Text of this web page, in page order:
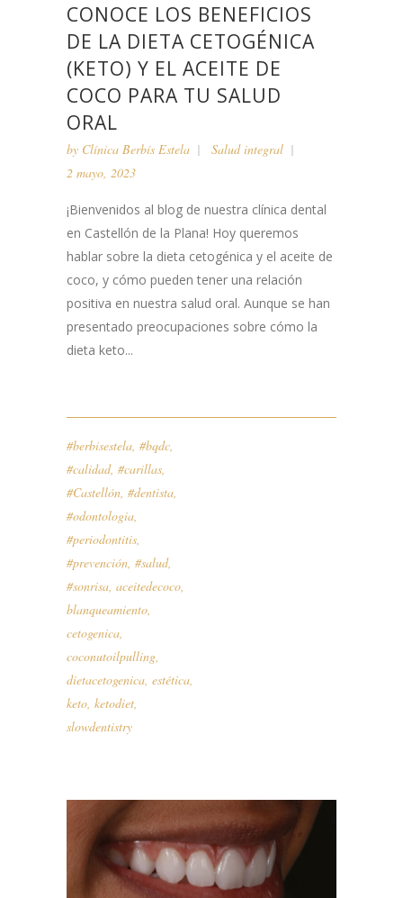
CONOCE LOS BENEFICIOS
DE LA DIETA CETOGÉNICA
(KETO) Y EL ACEITE DE
COCO PARA TU SALUD
ORAL
by Clínica Berbís Estela
Salud integral
2 mayo, 2023
¡Bienvenidos al blog de nuestra clínica dental
en Castellón de la Plana! Hoy queremos
hablar sobre la dieta cetogénica y el aceite de
coco, y cómo pueden tener una relación
positiva en nuestra salud oral. Aunque se han
presentado preocupaciones sobre cómo la
dieta keto...
#berbisestela, #bqdc,
#calidad, #carillas,
#Castellón, #dentista,
#odontologia,
#periodontitis,
#prevención, #salud,
#sonrisa, aceitedecoco,
blanqueamiento,
cetogenica,
coconutoilpulling,
dietacetogenica, estética,
keto, ketodiet,
slowdentistry